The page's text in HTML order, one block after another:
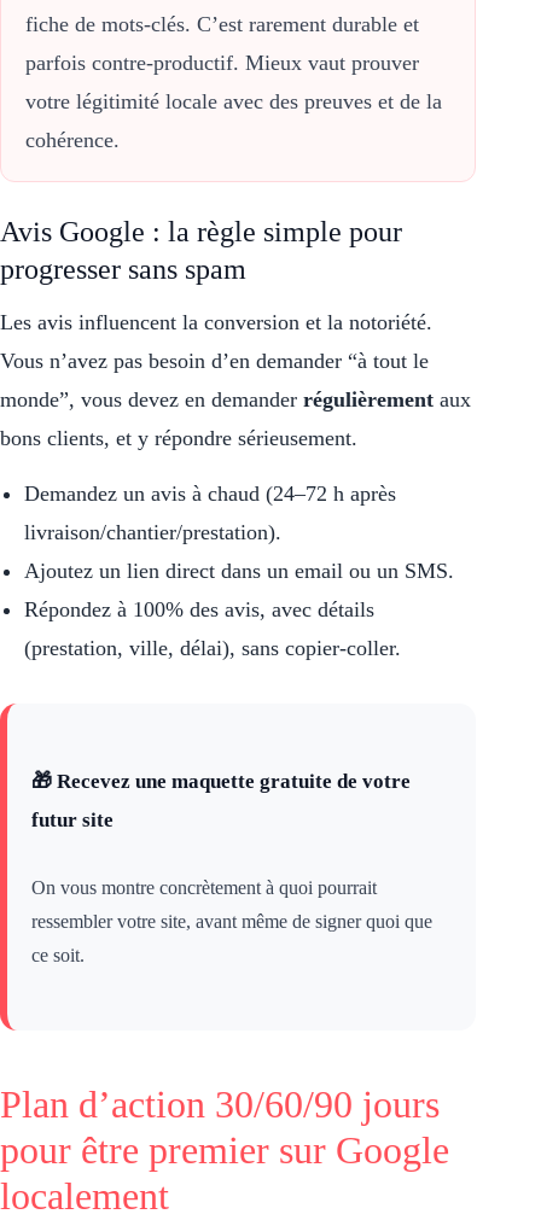
fiche de mots-clés. C’est rarement durable et
parfois contre-productif. Mieux vaut prouver
votre légitimité locale avec des preuves et de la
cohérence.
Avis Google : la règle simple pour
progresser sans spam
Les avis influencent la conversion et la notoriété.
Vous n’avez pas besoin d’en demander “à tout le
monde”, vous devez en demander régulièrement aux
bons clients, et y répondre sérieusement.
Demandez un avis à chaud (24–72 h après
livraison/chantier/prestation).
Ajoutez un lien direct dans un email ou un SMS.
Répondez à 100% des avis, avec détails
(prestation, ville, délai), sans copier-coller.
🎁 Recevez une maquette gratuite de votre
futur site
On vous montre concrètement à quoi pourrait
ressembler votre site, avant même de signer quoi que
ce soit.
Plan d’action 30/60/90 jours
pour être premier sur Google
localement